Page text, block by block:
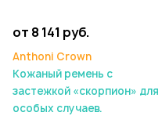
от 8 141 руб.
Anthoni Crown
Кожаный ремень с
застежкой «скорпион» для
особых случаев.